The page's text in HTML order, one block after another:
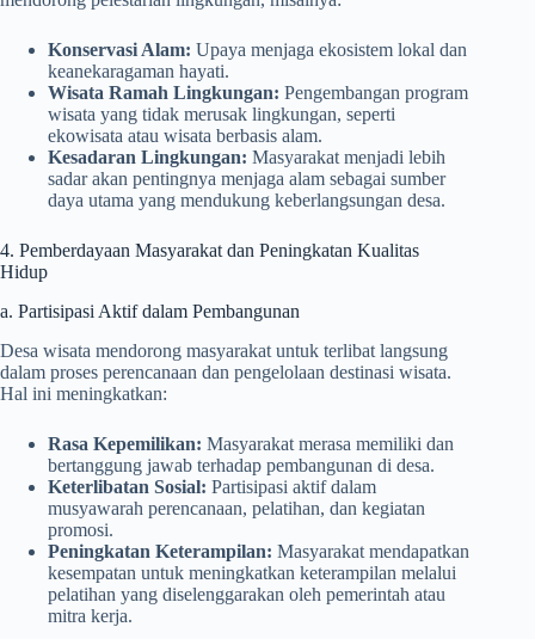
Konservasi Alam: Upaya menjaga ekosistem lokal dan
keanekaragaman hayati.
Wisata Ramah Lingkungan: Pengembangan program
wisata yang tidak merusak lingkungan, seperti
ekowisata atau wisata berbasis alam.
Kesadaran Lingkungan: Masyarakat menjadi lebih
sadar akan pentingnya menjaga alam sebagai sumber
daya utama yang mendukung keberlangsungan desa.
4. Pemberdayaan Masyarakat dan Peningkatan Kualitas
Hidup
a. Partisipasi Aktif dalam Pembangunan
Desa wisata mendorong masyarakat untuk terlibat langsung
dalam proses perencanaan dan pengelolaan destinasi wisata.
Hal ini meningkatkan:
Rasa Kepemilikan: Masyarakat merasa memiliki dan
bertanggung jawab terhadap pembangunan di desa.
Keterlibatan Sosial: Partisipasi aktif dalam
musyawarah perencanaan, pelatihan, dan kegiatan
promosi.
Peningkatan Keterampilan: Masyarakat mendapatkan
kesempatan untuk meningkatkan keterampilan melalui
pelatihan yang diselenggarakan oleh pemerintah atau
mitra kerja.